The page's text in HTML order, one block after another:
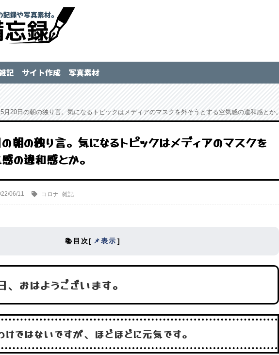
記 サイト作成 写真素材
月20日の朝の独り言。気になるトピックはメディアのマスクを外そうとする空気感の違和感とか。
朝の独り言。気になるトピックはメディアのマスクを
の違和感とか。
06/11 コロナ 雑記
📚目次 [ 📌表示 ]
おはようございます。
ではないですが、ほどほどに元気です。